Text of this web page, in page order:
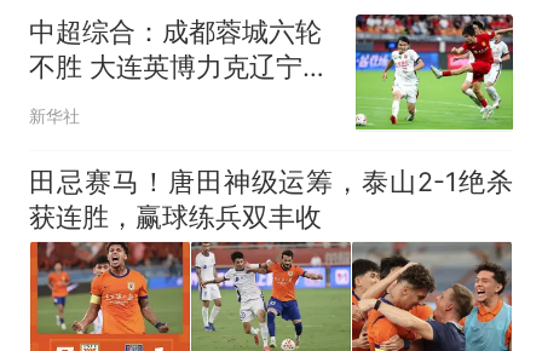
中超综合：成都蓉城六轮
不胜 大连英博力克辽宁铁
人
新华社
田忌赛马！唐田神级运筹，泰山2-1绝杀
获连胜，赢球练兵双丰收